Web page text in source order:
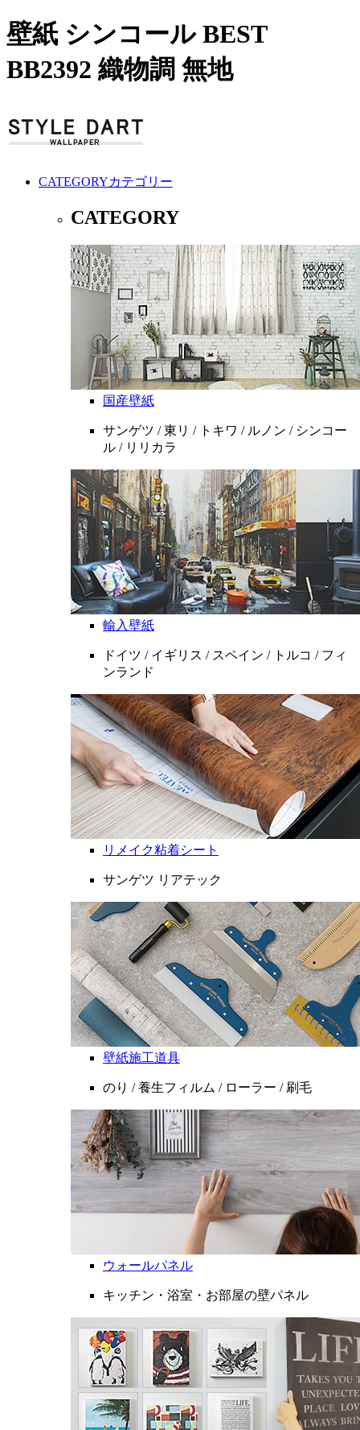
壁紙 シンコール BEST
BB2392 織物調 無地
CATEGORYカテゴリー
CATEGORY
国産壁紙
サンゲツ / 東リ / トキワ / ルノン / シンコー
ル / リリカラ
輸入壁紙
ドイツ / イギリス / スペイン / トルコ / フィ
ンランド
リメイク粘着シート
サンゲツ リアテック
壁紙施工道具
のり / 養生フィルム / ローラー / 刷毛
ウォールパネル
キッチン・浴室・お部屋の壁パネル